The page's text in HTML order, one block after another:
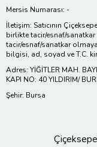
Mersis Numarası: -
İletişim: Satıcının
birlikte tacir/esnaf/sanatkar
tacir/esnaf/sanatkar
bilgisi, ad, soyad ve T.C.
Adres: YİĞİTLER MAH.
KAPI NO: 40 YILDIRIM/
Şehir: Bursa